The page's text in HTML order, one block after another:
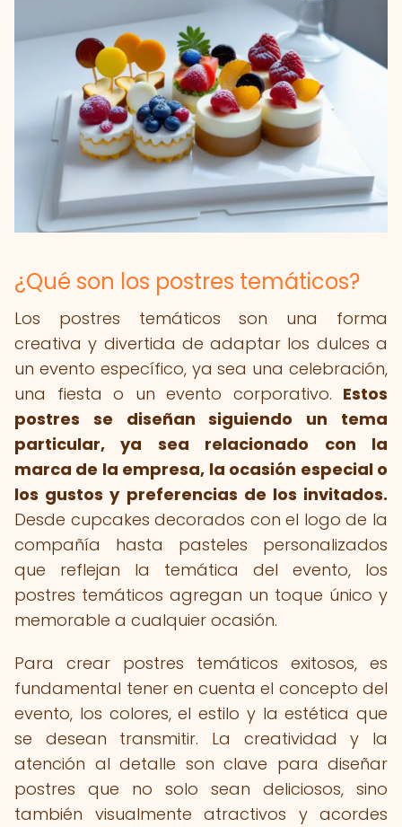
¿Qué son los postres temáticos?
Los postres temáticos son una forma
creativa y divertida de adaptar los dulces a
un evento específico, ya sea una celebración,
una fiesta o un evento corporativo. Estos
postres se diseñan siguiendo un tema
particular, ya sea relacionado con la
marca de la empresa, la ocasión especial o
los gustos y preferencias de los invitados.
Desde cupcakes decorados con el logo de la
compañía hasta pasteles personalizados
que reflejan la temática del evento, los
postres temáticos agregan un toque único y
memorable a cualquier ocasión.
Para crear postres temáticos exitosos, es
fundamental tener en cuenta el concepto del
evento, los colores, el estilo y la estética que
se desean transmitir. La creatividad y la
atención al detalle son clave para diseñar
postres que no solo sean deliciosos, sino
también visualmente atractivos y acordes